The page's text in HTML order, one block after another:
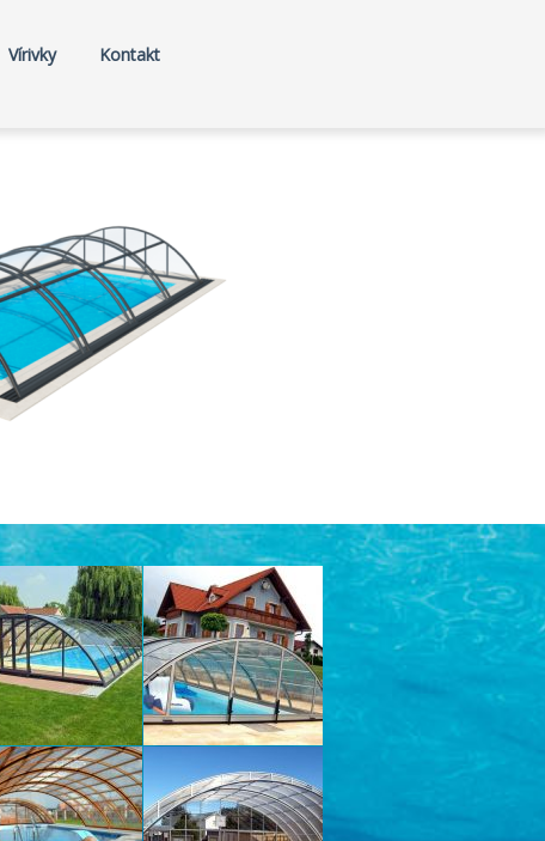
Vírivky Kontakt